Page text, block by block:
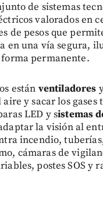
de sistemas
valorados en
de pesos que
en una vía segura,
permanente.
están ventiladores
y sacar los gases
LED y sistemas
la visión al
incendio,
cámaras de
postes SOS y